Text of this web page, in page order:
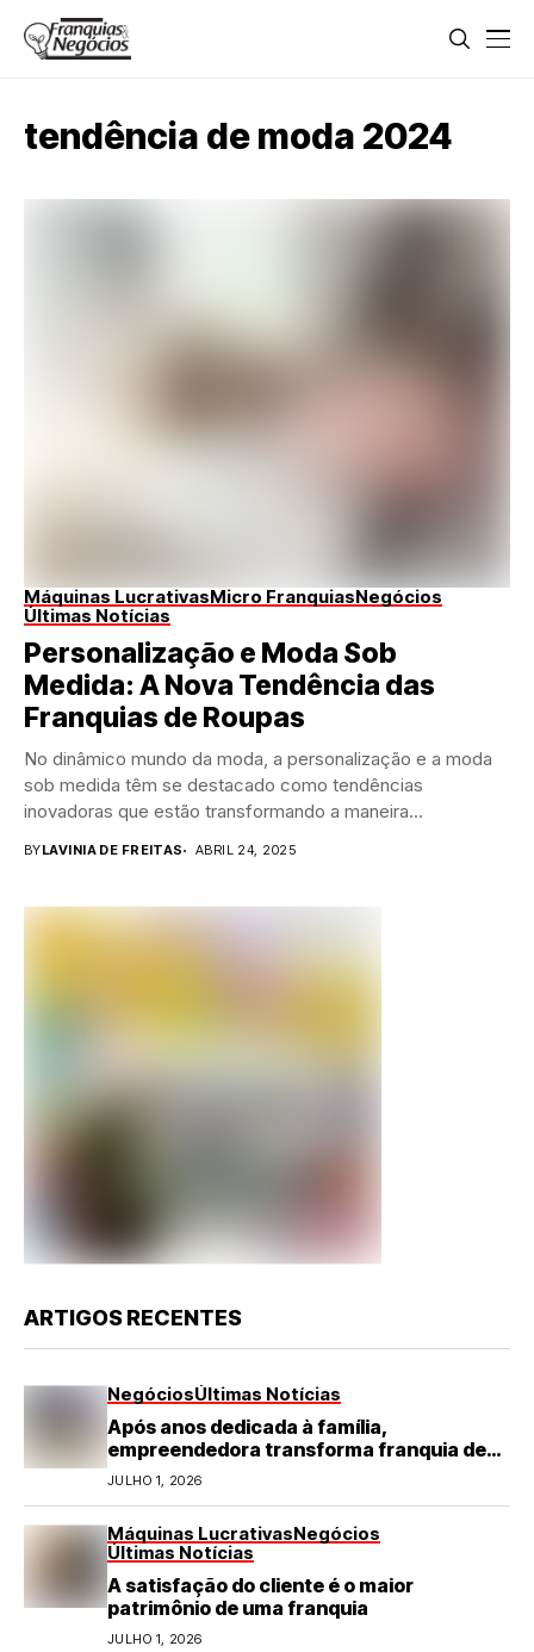
tendência de moda 2024
Máquinas LucrativasMicro FranquiasNegócios
Últimas Notícias
Personalização e Moda Sob
Medida: A Nova Tendência das
Franquias de Roupas
No dinâmico mundo da moda, a personalização e a moda
sob medida têm se destacado como tendências
inovadoras que estão transformando a maneira...
BYLAVINIA DE FREITAS ABRIL 24, 2025
ARTIGOS RECENTES
NegóciosÚltimas Notícias
Após anos dedicada à família,
empreendedora transforma franquia de
turismo em negócio de destaque no RN
JULHO 1, 2026
Máquinas LucrativasNegócios
Últimas Notícias
A satisfação do cliente é o maior
patrimônio de uma franquia
JULHO 1, 2026